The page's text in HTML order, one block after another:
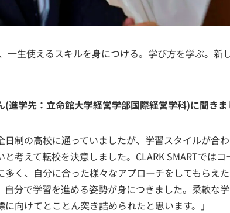
一生使えるスキルを身につける。学び方を学ぶ。新
(進学先：立命館大学経営学部国際経営学科)に聞きま
日制の高校に通っていましたが、学習スタイルが合
と考えて転校を決意しました。CLARK SMARTでは
多く、自分に合った様々なアプローチをしてもらえ
自分で学習を進める姿勢が身につきました。柔軟な
に向けてとことん突き詰められたと思います。」